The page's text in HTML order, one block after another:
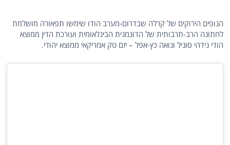
הנופים הירוקים של קרלה שבדרום-מערב הודו שימשו תפאורה מושלמת
לחתונה הרב-תרבותית של הדוגמנית הבינלאומית ועורכת הדין ממוצא
הודי נידהי סוניל ונואה כץ-אפל – יזם טק אמריקאי ממוצא יהודי.